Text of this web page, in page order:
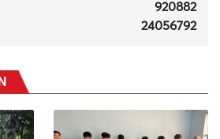
920882
24056792